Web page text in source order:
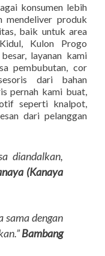
konsumen lebih
mendeliver produk
baik untuk area
Kulon Progo
layanan kami
pembubutan, cor
dari bahan
pernah kami buat,
seperti knalpot,
dari pelanggan
diandalkan,
(Kanaya
sama dengan
Bambang